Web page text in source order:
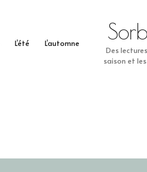
L’été L’automne
Des
saison et